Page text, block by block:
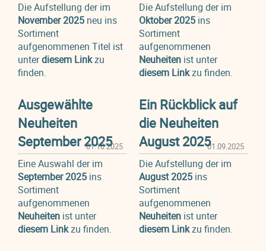
Die Aufstellung der im
November 2025 neu ins
Sortiment
aufgenommenen Titel ist
unterdiesem Linkzu
finden.
Die Aufstellung der im
Oktober 2025ins
Sortiment
aufgenommenen
Neuheitenist unter
diesem Linkzu finden.
Ausgewählte
Neuheiten
September 2025
01.10.2025
Eine Auswahl der im
September 2025 ins
Sortiment
aufgenommenen
Neuheiten ist unter
diesem Linkzu finden.
Ein Rückblick auf
die Neuheiten
August 202501.09.2025
Die Aufstellung der im
August 2025ins
Sortiment
aufgenommenen
Neuheitenist unter
diesem Linkzu finden.